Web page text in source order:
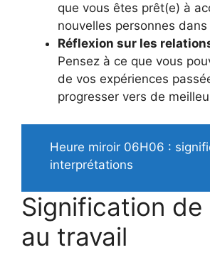
que vous êtes prêt(e) à
nouvelles personnes
Réflexion sur les
Pensez à ce que vous
de vos expériences
progresser vers de
Heure miroir 06H06 :
interprétations
Signification
au travail